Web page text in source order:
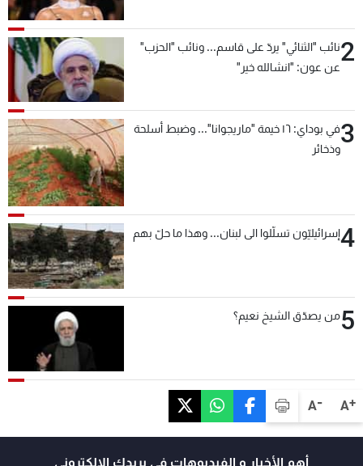
A+
A-
2نائب "الثنائي" يردّ على قاسم... ونائب "الحزب"
عن عون: "انشالله خير"
3
في بوداي: ١٦ خيمة "ماريجوانا"... وضبط أسلحة
وذخائر
4إسرائيليّون تسلّلوا الى لبنان... وهذا ما حلّ بهم
5من يصدّق الشيخ نعيم؟
أهم الأخبار و الفيديوهات في بريدك الالكتروني